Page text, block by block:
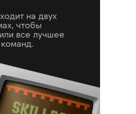
на двух
чтобы
все лучшее